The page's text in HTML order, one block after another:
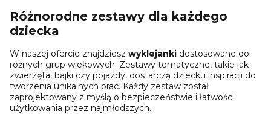
Różnorodne zestawy dla każdego
dziecka
W naszej ofercie znajdziesz wyklejanki dostosowane do
różnych grup wiekowych. Zestawy tematyczne, takie jak
zwierzęta, bajki czy pojazdy, dostarczą dziecku inspiracji do
tworzenia unikalnych prac. Każdy zestaw został
zaprojektowany z myślą o bezpieczeństwie i łatwości
użytkowania przez najmłodszych.